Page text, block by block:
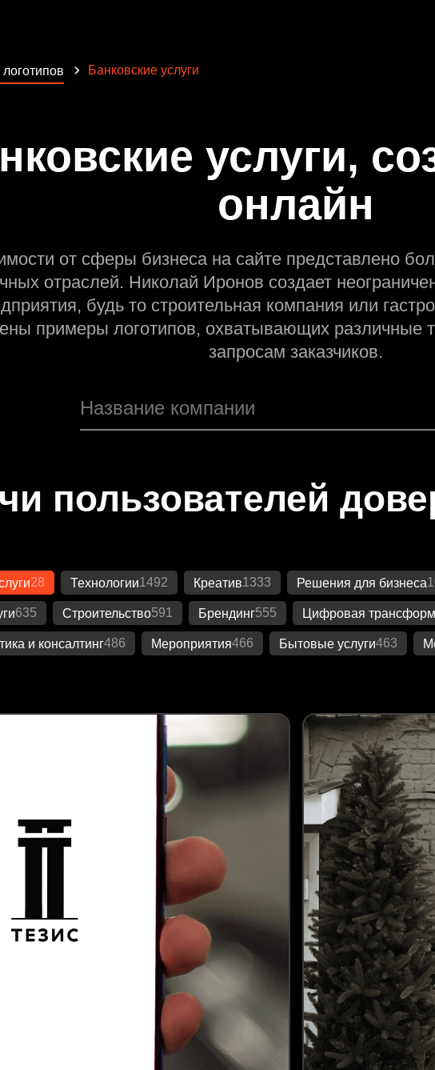
Банковские услуги
услуги,
онлайн
от сферы бизнеса на сайте представлено
отраслей. Николай Иронов создает
будь то строительная компания или
примеры логотипов, охватывающих различные
запросам заказчиков.
пользователей
28 Технологии1492 Креатив1333 Решения для бизнеса
635 Строительство591 Брендинг555 Цифровая
и консалтинг486 Мероприятия466 Бытовые услуги463